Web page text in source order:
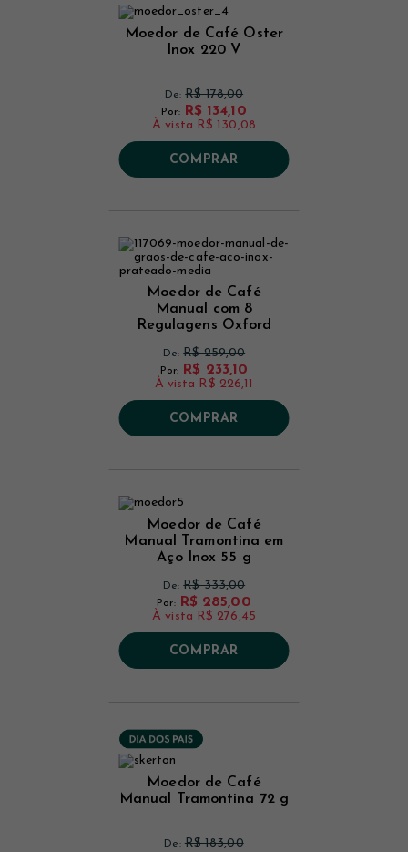
Moedor de Café Oster
Inox 220 V
De:R$ 178,00
Por: R$ 134,10
À vista R$ 130,08
COMPRAR
Moedor de Café
Manual com 8
Regulagens Oxford
De:R$ 259,00
Por: R$ 233,10
À vista R$ 226,11
COMPRAR
Moedor de Café
Manual Tramontina em
Aço Inox 55 g
De:R$ 333,00
Por: R$ 285,00
À vista R$ 276,45
COMPRAR
Moedor de Café
Manual Tramontina 72 g
De: R$ 183,00